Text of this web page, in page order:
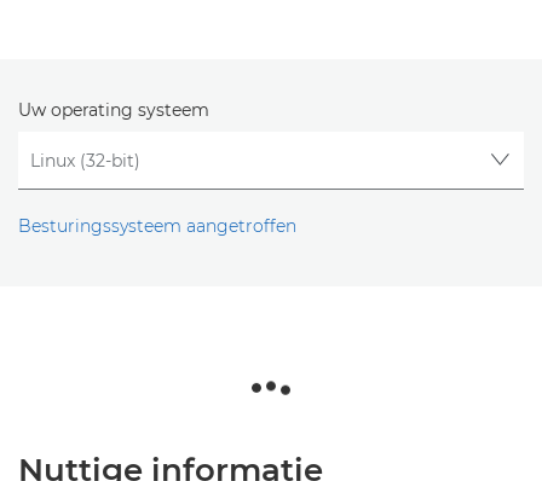
Uw operating systeem
Besturingssysteem aangetroffen
Nuttige informatie